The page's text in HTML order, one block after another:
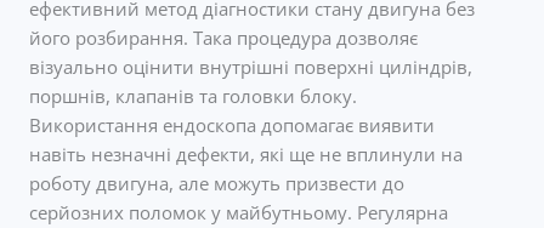
ефективний метод діагностики стану двигуна без
його розбирання. Така процедура дозволяє
візуально оцінити внутрішні поверхні циліндрів,
поршнів, клапанів та головки блоку.
Використання ендоскопа допомагає виявити
навіть незначні дефекти, які ще не вплинули на
роботу двигуна, але можуть призвести до
серйозних поломок у майбутньому. Регулярна